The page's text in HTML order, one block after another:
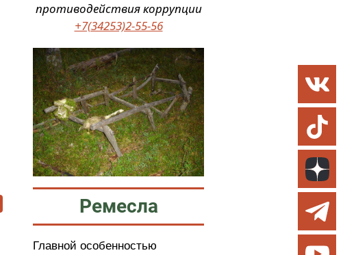
противодействия коррупции
+7(34253)2-55-56
Ремесла
Главной особенностью